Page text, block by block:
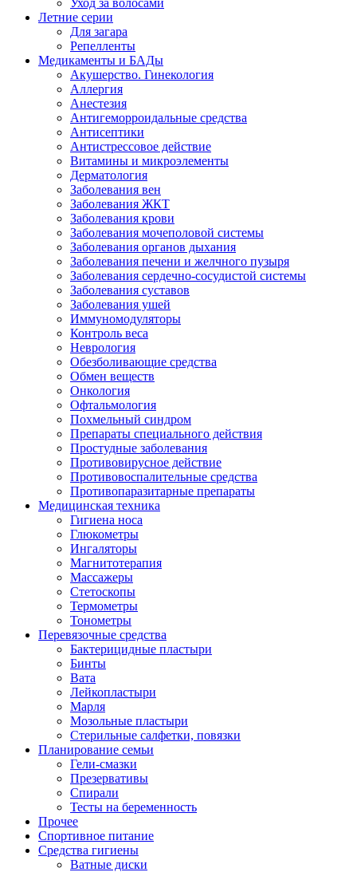
Уход за волосами
Летние серии
Для загара
Репелленты
Медикаменты и БАДы
Акушерство. Гинекология
Аллергия
Анестезия
Антигеморроидальные средства
Антисептики
Антистрессовое действие
Витамины и микроэлементы
Дерматология
Заболевания вен
Заболевания ЖКТ
Заболевания крови
Заболевания мочеполовой системы
Заболевания органов дыхания
Заболевания печени и желчного пузыря
Заболевания сердечно-сосудистой системы
Заболевания суставов
Заболевания ушей
Иммуномодуляторы
Контроль веса
Неврология
Обезболивающие средства
Обмен веществ
Онкология
Офтальмология
Похмельный синдром
Препараты специального действия
Простудные заболевания
Противовирусное действие
Противовоспалительные средства
Противопаразитарные препараты
Медицинская техника
Гигиена носа
Глюкометры
Ингаляторы
Магнитотерапия
Массажеры
Стетоскопы
Термометры
Тонометры
Перевязочные средства
Бактерицидные пластыри
Бинты
Вата
Лейкопластыри
Марля
Мозольные пластыри
Стерильные салфетки, повязки
Планирование семьи
Гели-смазки
Презервативы
Спирали
Тесты на беременность
Прочее
Спортивное питание
Средства гигиены
Ватные диски